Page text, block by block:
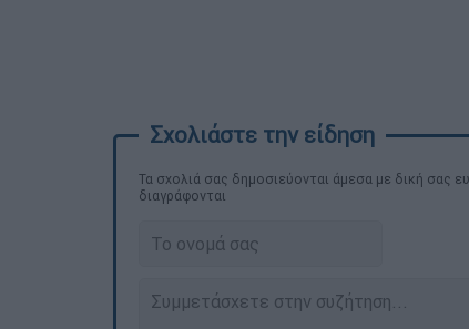
Τα σχολιά σας δημοσιεύονται άμεσα με δική σας
διαγράφονται